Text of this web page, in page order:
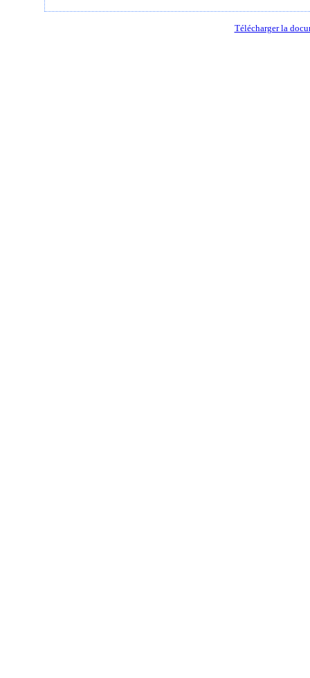
Télécharger la